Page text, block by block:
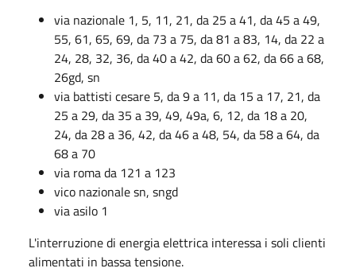
via nazionale 1, 5, 11, 21, da 25 a 41, da 45 a 49,
55, 61, 65, 69, da 73 a 75, da 81 a 83, 14, da 22 a
24, 28, 32, 36, da 40 a 42, da 60 a 62, da 66 a 68,
26gd, sn
via battisti cesare 5, da 9 a 11, da 15 a 17, 21, da
25 a 29, da 35 a 39, 49, 49a, 6, 12, da 18 a 20,
24, da 28 a 36, 42, da 46 a 48, 54, da 58 a 64, da
68 a 70
via roma da 121 a 123
vico nazionale sn, sngd
via asilo 1
L'interruzione di energia elettrica interessa i soli clienti
alimentati in bassa tensione.